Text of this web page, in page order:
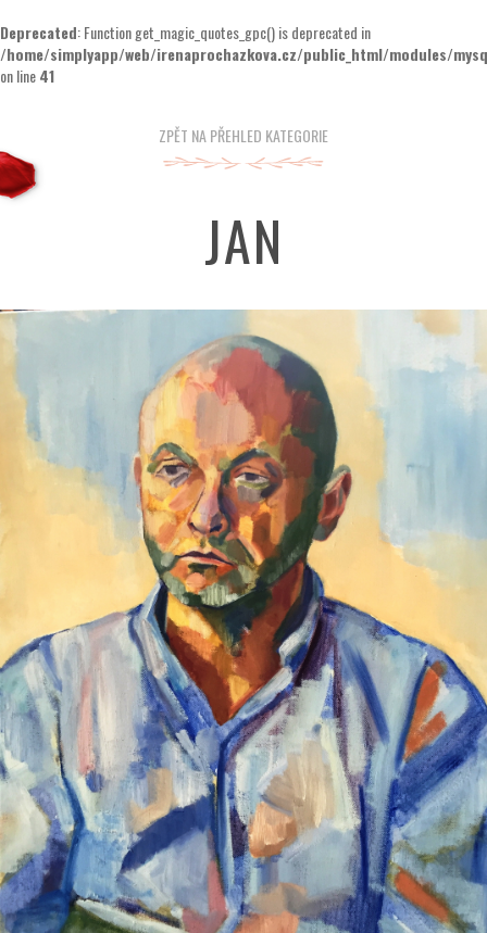
Deprecated: Function get_magic_quotes_gpc() is deprecated in
/home/simplyapp/web/irenaprochazkova.cz/public_html/modules/
on line41
ZPĚT NA PŘEHLED KATEGORIE
JAN